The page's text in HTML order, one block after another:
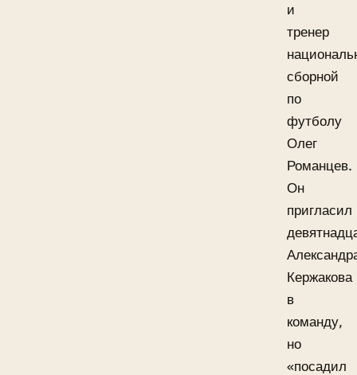
и
тренер
сборной
по
футболу
Олег
Романцев.
Он
пригласил
Кержакова
в
команду,
но
«посадил